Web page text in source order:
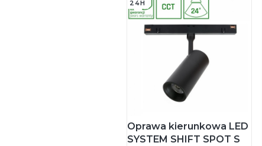
24H
Oprawa kierunkowa LED
SYSTEM SHIFT SPOT S